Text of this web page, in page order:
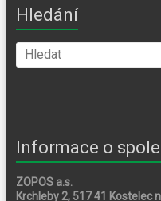
Hledání
Informace o
ZOPOS a.s.
Krchleby 2, 517 41 Kostelec